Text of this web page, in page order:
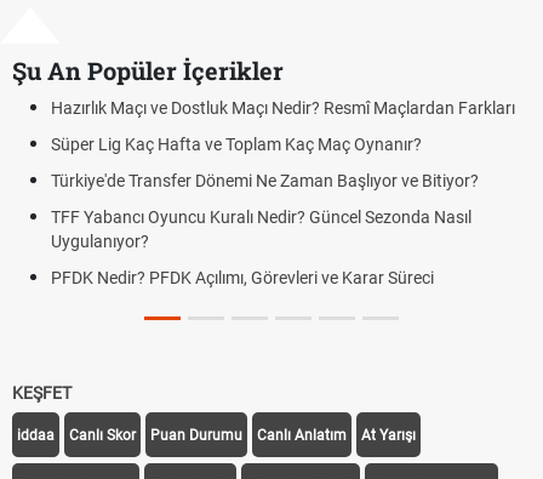
Şu An Popüler İçerikler
Maçı ve Dostluk Maçı Nedir? Resmî Maçlardan Farkları
Kaç Hafta ve Toplam Kaç Maç Oynanır?
Transfer Dönemi Ne Zaman Başlıyor ve Bitiyor?
Oyuncu Kuralı Nedir? Güncel Sezonda Nasıl
PFDK Açılımı, Görevleri ve Karar Süreci
Puan
Futbol
KEŞFET
iddaa Canlı Skor Puan Durumu Canlı Anlatım At Yarışı